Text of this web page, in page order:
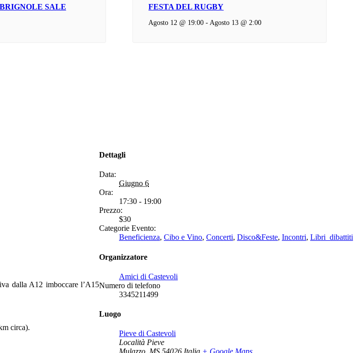
SALE FESTA DEL RUGBY
Agosto 12 @ 19:00 - Agosto 13 @ 2:00
Dettagli
Data:
Giugno 6
Ora:
17:30 - 19:00
Prezzo:
$30
Categorie Evento:
Beneficienza, Cibo e Vino, Concerti, Disco&Feste, Incontri, Libri_dibattiti
Organizzatore
Amici di Castevoli
Numero di telefono
3345211499
Luogo
Pieve di Castevoli
Località Pieve
dalla A12 imboccare l’A15
circa).